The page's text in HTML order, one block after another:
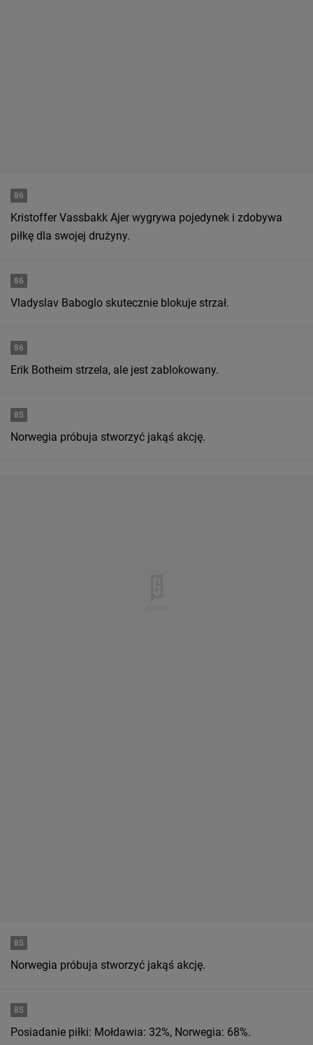
86
Kristoffer Vassbakk Ajer wygrywa pojedynek i zdobywa
piłkę dla swojej drużyny.
86
Vladyslav Baboglo skutecznie blokuje strzał.
86
Erik Botheim strzela, ale jest zablokowany.
85
Norwegia próbuja stworzyć jakąś akcję.
85
Norwegia próbuja stworzyć jakąś akcję.
85
Posiadanie piłki: Mołdawia: 32%, Norwegia: 68%.